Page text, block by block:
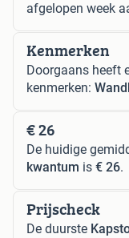
afgelopen week
Kenmerken
Doorgaans heeft
kenmerken:
€ 26
De huidige
kwantum is € 26.
Prijscheck
De duurste